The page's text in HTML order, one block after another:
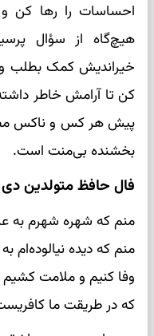
احساسات را رها کن
هیچ‌گاه از سؤال
خیراندیش کمک بطلب
کن تا آرامش خاطر
پیش هر کس و ناکس
بخشنده بی‌منت است.
فال حافظ متولدین دی
منم که شهره شهرم به
منم که دیده نیالوده‌ام
وفا کنیم و ملامت
که در طریقت ما